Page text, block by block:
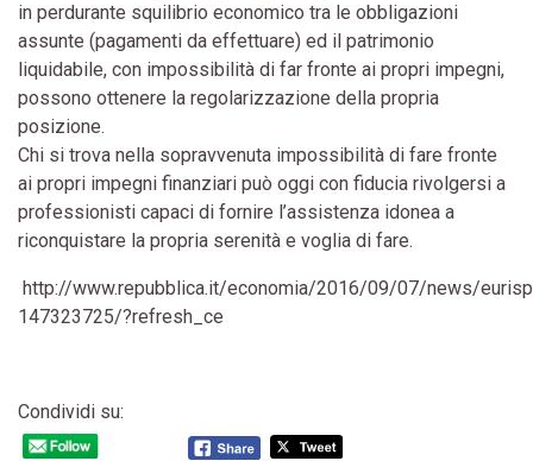
in perdurante squilibrio economico tra le obbligazioni
assunte (pagamenti da effettuare) ed il patrimonio
liquidabile, con impossibilità di far fronte ai propri impegni,
possono ottenere la regolarizzazione della propria
posizione.
Chi si trova nella sopravvenuta impossibilità di fare fronte
ai propri impegni finanziari può oggi con fiducia rivolgersi a
professionisti capaci di fornire l’assistenza idonea a
riconquistare la propria serenità e voglia di fare.
http://www.repubblica.it/economia/2016/09/07/news/
147323725/?refresh_ce
Condividi su: